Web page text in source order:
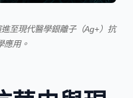
至現代醫學銀離子（Ag+）抗
應用。